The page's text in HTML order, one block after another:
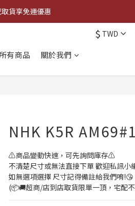
貨享免運優惠
貨享免運優惠
下單唷!🔥
$ TWD
所有商品 關於我們
NHK K5R AM69#1
⚠️商品變動快速，可先詢問庫存⚠️
不清楚尺寸或無法直接下單 歡迎私訊小
如無選項選擇 尺寸記得備註給我們唷!😘
(📦🚚超商/店到店取貨限單一頂，宅配